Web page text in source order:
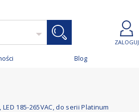
ZALOGUJ
Blog
185-265VAC, do serii Platinum